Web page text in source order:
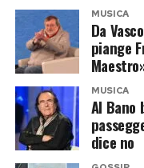
MUSICA
Da
piange
MUSICA
Al Bano
dice no